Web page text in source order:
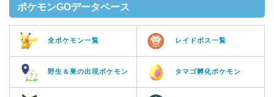
ポケモンGOデータベース
全ポケモン一覧 レイドボス一覧
野生＆巣の出現ポケモン タマゴ孵化ポケモン